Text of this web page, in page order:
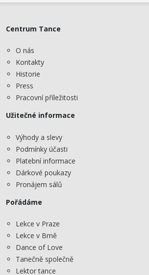
Centrum Tance
O nás
Kontakty
Historie
Press
Pracovní příležitosti
Užitečné informace
Výhody a slevy
Podmínky účasti
Platební informace
Dárkové poukazy
Pronájem sálů
Pořádáme
Lekce v Praze
Lekce v Brně
Dance of Love
Tanečně společně
Lektor tance